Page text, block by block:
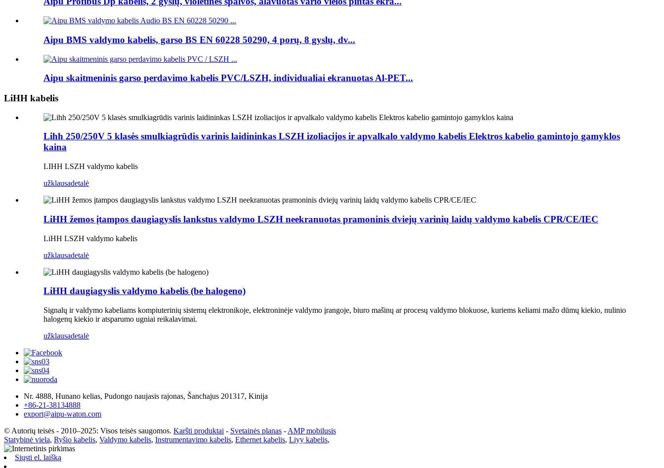
Aipu BMS valdymo kabelis, garso BS EN 60228 50290, 4 porų, 8 gyslų, dv...
Aipu skaitmeninis garso perdavimo kabelis PVC/LSZH, individualiai ekranuotas Al-PET...
LiHH kabelis
Lihh 250/250V 5 klasės smulkiagrūdis varinis laidininkas LSZH izoliacijos ir apvalkalo valdymo kabelis Elektros kabelio gamintojo gamyklos
kaina
LIHH LSZH valdymo kabelis
užklausadetalė
LiHH žemos įtampos daugiagyslis lankstus valdymo LSZH neekranuotas pramoninis dviejų varinių laidų valdymo kabelis CPR/CE/IEC
LiHH LSZH valdymo kabelis
užklausadetalė
LiHH daugiagyslis valdymo kabelis (be halogeno)
Signalų ir valdymo kabeliams kompiuterinių sistemų elektronikoje, elektroninėje valdymo įrangoje, biuro mašinų ar procesų valdymo blokuose, kuriems keliami mažo dūmų kiekio, nulinio
halogenų kiekio ir atsparumo ugniai reikalavimai.
užklausadetalė
Nr. 4888, Hunano kelias, Pudongo naujasis rajonas, Šanchajus 201317, Kinija
+86-21-38134888
export@aipu-waton.com
© Autorių teisės - 2010–2025: Visos teisės saugomos. Karšti produktai - Svetainės planas - AMP mobilusis
Statybinė viela, Ryšio kabelis, Valdymo kabelis, Instrumentavimo kabelis, Ethernet kabelis, Liyy kabelis,
Siųsti el. laišką